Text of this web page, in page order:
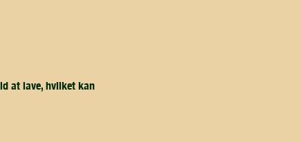
at lave, hvilket kan